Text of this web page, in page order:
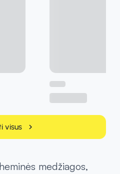
visus chevron_right
medžiagos,